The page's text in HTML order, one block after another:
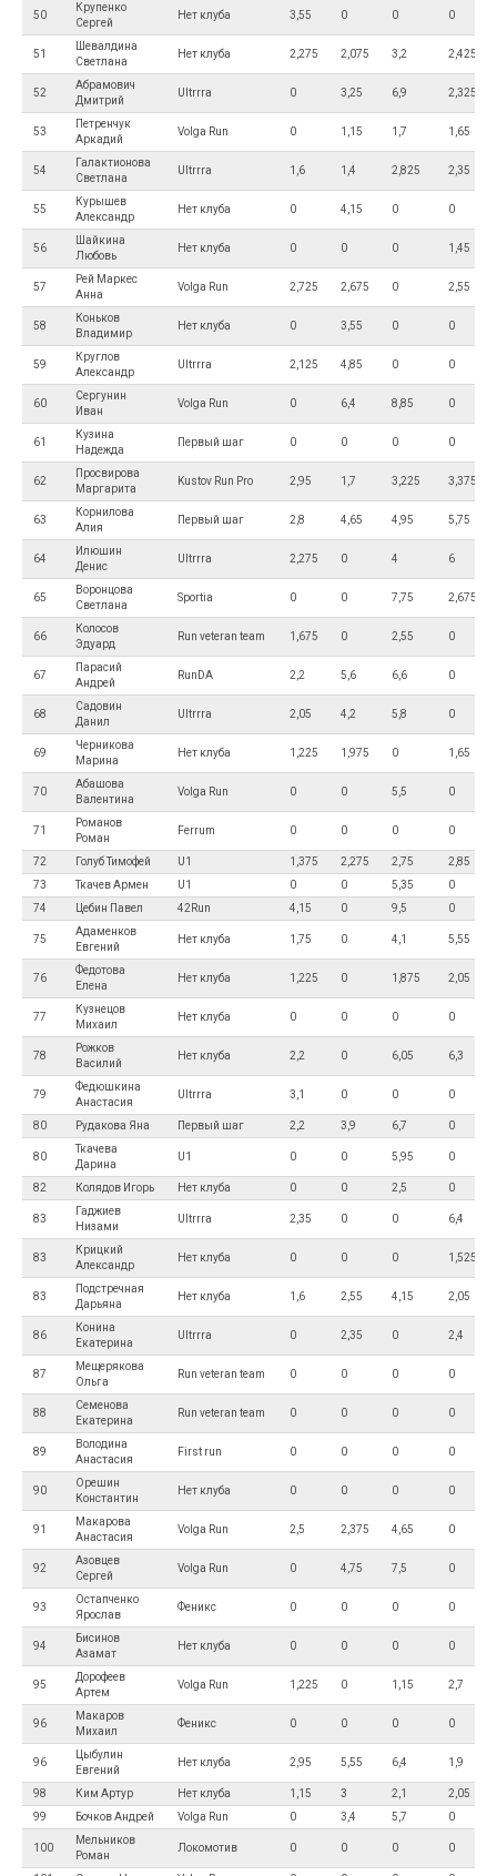
50
Крупенко
Сергей
Нет клуба 3,55 0 0 0
51
Шевалдина
Светлана
Нет клуба 2,275 2,075 3,2 2,425
52
Абрамович
Дмитрий
Ultrrra 0 3,25 6,9 2,325
53
Петренчук
Аркадий
Volga Run 0 1,15 1,7 1,65
54
Галактионова
Светлана
Ultrrra 1,6 1,4 2,825 2,35
55
Курышев
Александр
Нет клуба 0 4,15 0 0
56
Шайкина
Любовь
Нет клуба 0 0 0 1,45
57
Рей Маркес
Анна
Volga Run 2,725 2,675 0 2,55
58
Коньков
Владимир
Нет клуба 0 3,55 0 0
59
Круглов
Александр
Ultrrra 2,125 4,85 0 0
60
Сергунин
Иван
Volga Run 0 6,4 8,85 0
61
Кузина
Надежда
Первый шаг 0 0 0 0
62
Просвирова
Маргарита
Kustov Run Pro 2,95 1,7 3,225 3,375
63
Корнилова
Алия
Первый шаг 2,8 4,65 4,95 5,75
64
Илюшин
Денис
Ultrrra 2,275 0 4 6
65
Воронцова
Светлана
Sportia 0 0 7,75 2,675
66
Колосов
Эдуард
Run veteran team 1,675 0 2,55 0
67
Парасий
Андрей
RunDA 2,2 5,6 6,6 0
68
Садовин
Данил
Ultrrra 2,05 4,2 5,8 0
69
Черникова
Марина
Нет клуба 1,225 1,975 0 1,65
70
Абашова
Валентина
Volga Run 0 0 5,5 0
71
Романов
Роман
Ferrum 0 0 0 0
72 Голуб Тимофей U1 1,375 2,275 2,75
2,85
73
Ткачев Армен U1 0 0 5,35
0
74
Цебин Павел 42Run 4,15 0 9,5 0
75
Адаменков
Евгений
Нет клуба 1,75 0 4,1 5,55
76
Федотова
Елена
Нет клуба 1,225 0 1,875 2,05
77
Кузнецов
Михаил
Нет клуба 0 0 0 0
78
Рожков
Василий
Нет клуба 2,2 0 6,05 6,3
79
Федюшкина
Анастасия
Ultrrra 3,1 0 0 0
80 Рудакова Яна Первый шаг 2,2 3,9 6,7 0
80
Ткачева
Дарина
U1 0 0 5,95 0
82 Колядов Игорь Нет клуба 0 0 2,5 0
83
Гаджиев
Низами
Ultrrra 2,35 0 0 6,4
83
Крицкий
Александр
Нет клуба 0 0 0 1,525
83
Подстречная
Дарьяна
Нет клуба 1,6 2,55 4,15 2,05
86
Конина
Екатерина
Ultrrra 0 2,35 0 2,4
87
Мещерякова
Ольга
Run veteran team 0 0 0 0
88
Семенова
Екатерина
Run veteran team 0 0 0 0
89
Володина
Анастасия
First run 0 0 0 0
90
Орешин
Константин
Нет клуба 0 0 0 0
91
Макарова
Анастасия
Volga Run 2,5 2,375 4,65 0
92
Азовцев
Сергей
Volga Run 0 4,75 7,5 0
93
Остапченко
Ярослав
Феникс 0 0 0 0
94
Бисинов
Азамат
Нет клуба 0 0 0 0
95
Дорофеев
Артем
Volga Run 1,225 0 1,15 2,7
96
Макаров
Михаил
Феникс 0 0 0 0
96
Цыбулин
Евгений
Нет клуба 2,95 5,55 6,4 1,9
98 Ким Артур Нет клуба 1,15 3 2,1
2,05
99
Бочков Андрей Volga Run 0 3,4 5,7 0
100
Мельников
Роман
Локомотив 0 0 0 0